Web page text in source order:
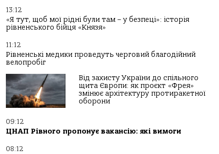
13:12
«Я тут, щоб мої рідні були там – у безпеці»: історія
рівненського бійця «Князя»
11:12
Рівненські медики проведуть черговий благодійний
велопробіг
Від захисту України до спільного
щита Європи: як проєкт «Фрея»
змінює архітектуру протиракетної
оборони
09:12
ЦНАП Рівного пропонує вакансію: які вимоги
08:12